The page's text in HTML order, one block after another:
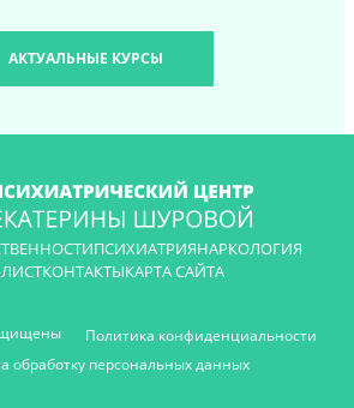
АКТУАЛЬНЫЕ КУРСЫ
ПСИХИАТРИЯНАРКОЛОГИЯ
КОНТАКТЫКАРТА САЙТА
Политика конфиденциальности
обработку персональных данных